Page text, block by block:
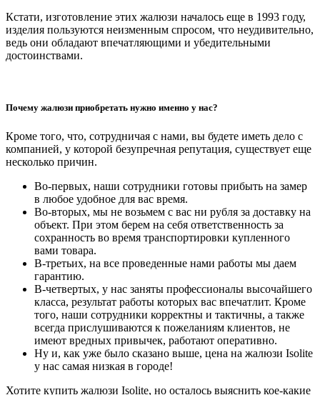
Кстати, изготовление этих жалюзи началось еще в 1993 году,
изделия пользуются неизменным спросом, что неудивительно,
ведь они обладают впечатляющими и убедительными
достоинствами.
Почему жалюзи приобретать нужно именно у нас?
Кроме того, что, сотрудничая с нами, вы будете иметь дело с
компанией, у которой безупречная репутация, существует еще
несколько причин.
Во-первых, наши сотрудники готовы прибыть на замер
в любое удобное для вас время.
Во-вторых, мы не возьмем с вас ни рубля за доставку на
объект. При этом берем на себя ответственность за
сохранность во время транспортировки купленного
вами товара.
В-третьих, на все проведенные нами работы мы даем
гарантию.
В-четвертых, у нас заняты профессионалы высочайшего
класса, результат работы которых вас впечатлит. Кроме
того, наши сотрудники корректны и тактичны, а также
всегда прислушиваются к пожеланиям клиентов, не
имеют вредных привычек, работают оперативно.
Ну и, как уже было сказано выше, цена на жалюзи Isolite
у нас самая низкая в городе!
Хотите купить жалюзи Isolite, но осталось выяснить кое-какие